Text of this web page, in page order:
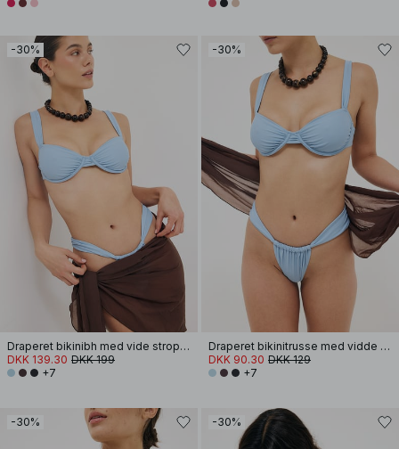
-30%
Draperet bikinibh med vide stropper
DKK 139.30 DKK 199
+7
-30%
Draperet bikinitrusse med vidde stropper
DKK 90.30 DKK 129
+7
-30% -30%